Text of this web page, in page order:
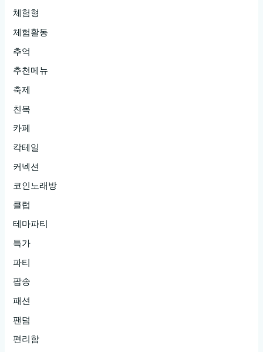
체험형
체험활동
추억
추천메뉴
축제
친목
카페
칵테일
커넥션
코인노래방
클럽
테마파티
특가
파티
팝송
패션
팬덤
편리함